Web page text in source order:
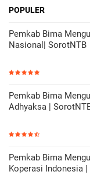
POPULER
Pemkab Bima
Nasional| SorotNTB
Pemkab Bima
Adhyaksa |
Pemkab Bima
Koperasi Indonesia